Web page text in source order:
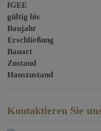
fGEE
gültig bis
Baujahr
Erschließung
Bauart
Zustand
Hauszustand
Kontaktieren Sie